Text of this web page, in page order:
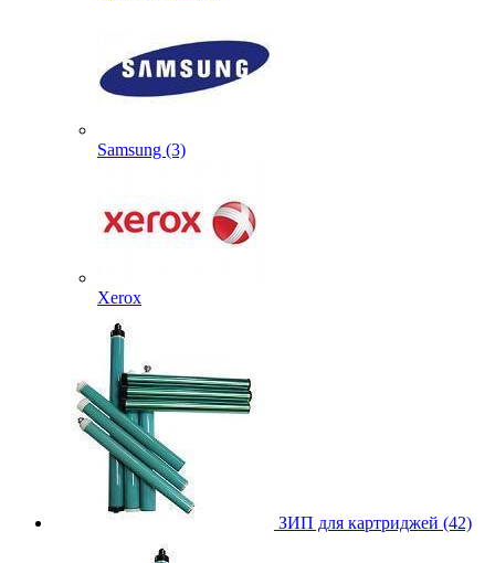
Samsung (3)
Xerox
ЗИП для картриджей (42)